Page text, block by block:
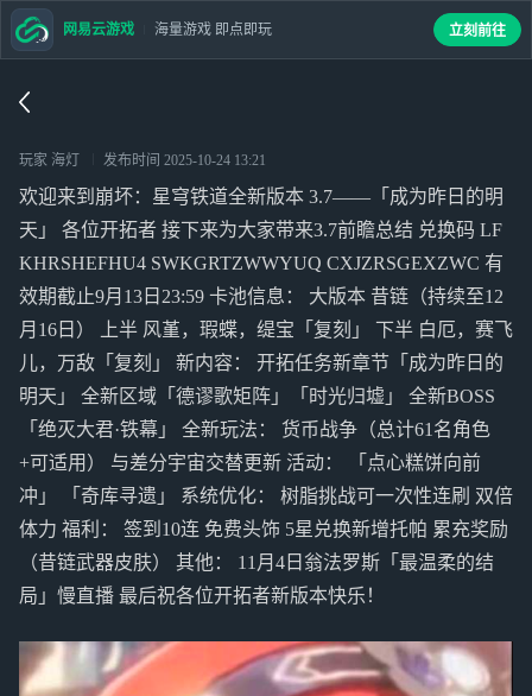
玩家 海灯 发布时间 2025-10-24 13:21
欢迎来到崩坏：星穹铁道全新版本 3.7——「成为昨日的明
天」 各位开拓者 接下来为大家带来3.7前瞻总结 兑换码 LF
KHRSHEFHU4 SWKGRTZWWYUQ CXJZRSGEXZWC 有
效期截止9月13日23:59 卡池信息： 大版本 昔链（持续至12
月16日） 上半 风堇，瑕蝶，缇宝「复刻」 下半 白厄，赛飞
儿，万敌「复刻」 新内容： 开拓任务新章节「成为昨日的
明天」 全新区域「德谬歌矩阵」「时光归墟」 全新BOSS
「绝灭大君·铁幕」 全新玩法： 货币战争（总计61名角色
+可适用） 与差分宇宙交替更新 活动： 「点心糕饼向前
冲」 「奇库寻遗」 系统优化： 树脂挑战可一次性连刷 双倍
体力 福利： 签到10连 免费头饰 5星兑换新增托帕 累充奖励
（昔链武器皮肤） 其他： 11月4日翁法罗斯「最温柔的结
局」慢直播 最后祝各位开拓者新版本快乐！
网易云游戏 海量游戏 即点即玩 立刻前往